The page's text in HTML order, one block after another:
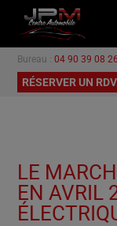
ACCUEIL
NOS VÉHICULES
PROMOTIONS
CONTACT
Bureau : 04 90 39 08 26
RÉSERVER UN RDV
LE
EN AVRIL